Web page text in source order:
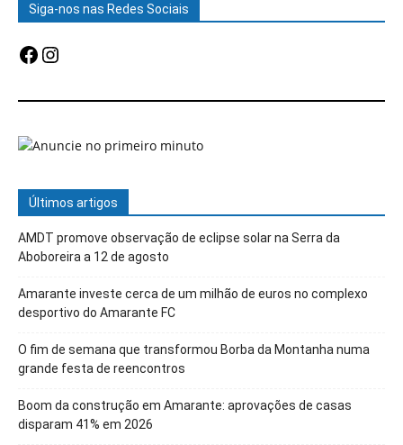
Siga-nos nas Redes Sociais
Facebook
Instagram
Últimos artigos
AMDT promove observação de eclipse solar na Serra da
Aboboreira a 12 de agosto
Amarante investe cerca de um milhão de euros no complexo
desportivo do Amarante FC
O fim de semana que transformou Borba da Montanha numa
grande festa de reencontros
Boom da construção em Amarante: aprovações de casas
disparam 41% em 2026